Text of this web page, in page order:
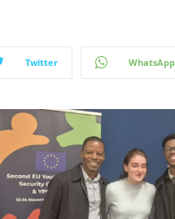
Twitter WhatsApp